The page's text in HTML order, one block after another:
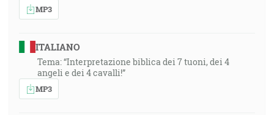
MP3
ITALIANO
Tema: “Interpretazione biblica dei 7 tuoni, dei 4
angeli e dei 4 cavalli!”
MP3